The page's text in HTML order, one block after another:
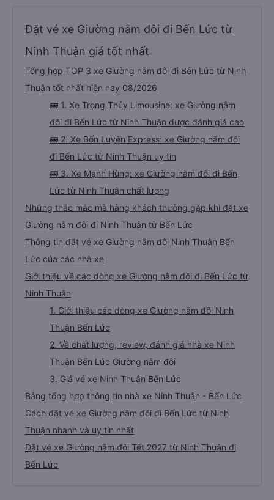
Đặt vé xe Giường nằm đôi đi Bến Lức từ
Ninh Thuận giá tốt nhất
Tổng hợp TOP 3 xe Giường nằm đôi đi Bến Lức từ Ninh
Thuận tốt nhất hiện nay 08/2026
🚌 1. Xe Trọng Thủy Limousine: xe Giường nằm
đôi đi Bến Lức từ Ninh Thuận được đánh giá cao
🚌 2. Xe Bốn Luyện Express: xe Giường nằm đôi
đi Bến Lức từ Ninh Thuận uy tín
🚌 3. Xe Mạnh Hùng: xe Giường nằm đôi đi Bến
Lức từ Ninh Thuận chất lượng
Những thắc mắc mà hàng khách thường gặp khi đặt xe
Giường nằm đôi đi Ninh Thuận từ Bến Lức
Thông tin đặt vé xe Giường nằm đôi Ninh Thuận Bến
Lức của các nhà xe
Giới thiệu về các dòng xe Giường nằm đôi đi Bến Lức từ
Ninh Thuận
1. Giới thiệu các dòng xe Giường nằm đôi Ninh
Thuận Bến Lức
2. Về chất lượng, review, đánh giá nhà xe Ninh
Thuận Bến Lức Giường nằm đôi
3. Giá vé xe Ninh Thuận Bến Lức
Bảng tổng hợp thông tin nhà xe Ninh Thuận - Bến Lức
Cách đặt vé xe Giường nằm đôi đi Bến Lức từ Ninh
Thuận nhanh và uy tín nhất
Đặt vé xe Giường nằm đôi Tết 2027 từ Ninh Thuận đi
Bến Lức